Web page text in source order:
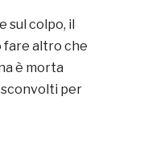
colpo, il
fare altro che
è morta
per